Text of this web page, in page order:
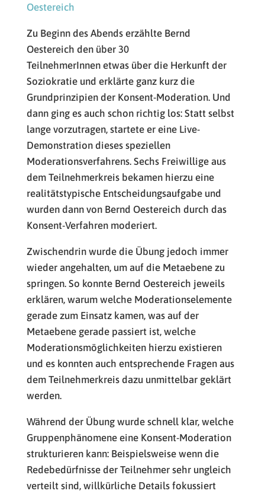
Zu Beginn des Abends erzählte Bernd
Oestereich den über 30
TeilnehmerInnen etwas über die Herkunft der
Soziokratie und erklärte ganz kurz die
Grundprinzipien der Konsent-Moderation. Und
dann ging es auch schon richtig los: Statt selbst
lange vorzutragen, startete er eine Live-
Demonstration dieses speziellen
Moderationsverfahrens. Sechs Freiwillige aus
dem Teilnehmerkreis bekamen hierzu eine
realitätstypische Entscheidungsaufgabe und
wurden dann von Bernd Oestereich durch das
Konsent-Verfahren moderiert.
Zwischendrin wurde die Übung jedoch immer
wieder angehalten, um auf die Metaebene zu
springen. So konnte Bernd Oestereich jeweils
erklären, warum welche Moderationselemente
gerade zum Einsatz kamen, was auf der
Metaebene gerade passiert ist, welche
Moderationsmöglichkeiten hierzu existieren
und es konnten auch entsprechende Fragen aus
dem Teilnehmerkreis dazu unmittelbar geklärt
werden.
Während der Übung wurde schnell klar, welche
Gruppenphänomene eine Konsent-Moderation
strukturieren kann: Beispielsweise wenn die
Redebedürfnisse der Teilnehmer sehr ungleich
verteilt sind, willkürliche Details fokussiert